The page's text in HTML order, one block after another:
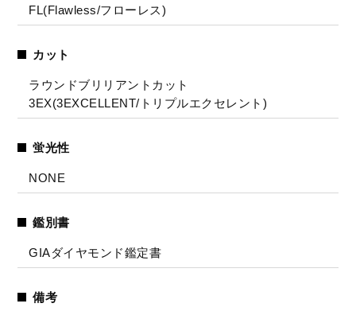
FL(Flawless/フローレス)
カット
ラウンドブリリアントカット
3EX(3EXCELLENT/トリプルエクセレント)
蛍光性
NONE
鑑別書
GIAダイヤモンド鑑定書
備考